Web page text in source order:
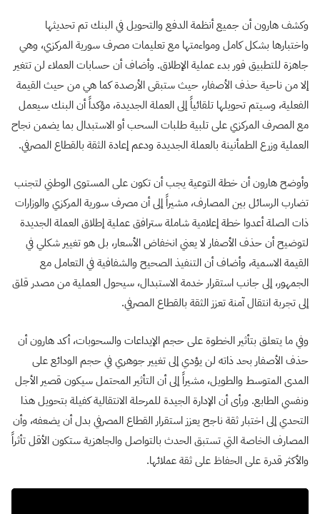
وكشف هارون أن جميع أنظمة الدفع والتحويل في البنك تم تحديثها
واختبارها بشكل كامل ومواءمتها مع تعليمات مصرف سورية المركزي، وهي
جاهزة للتطبيق فور بدء عملية الإطلاق. وأضاف أن حسابات العملاء لن تتغير
إلا من ناحية حذف الأصفار، حيث ستبقى الأرصدة كما هي من حيث القيمة
الفعلية، وسيتم تحويلها تلقائياً إلى العملة الجديدة، مؤكداً أن البنك سيعمل
مع المصرف المركزي على تلبية طلبات السحب أو الاستبدال بما يضمن نجاح
العملية وزرع الطمأنينة بالعملة الجديدة ودعم إعادة الثقة بالقطاع المصرفي.
وأوضح هارون أن خطة التوعية يجب أن تكون على المستوى الوطني لتجنب
تضارب الرسائل بين المصارف، مشيراً إلى أن مصرف سورية المركزي والوزارات
ذات الصلة أعدوا خطة إعلامية شاملة سترافق عملية إطلاق العملة الجديدة
لتوضيح أن حذف الأصفار لا يعني انخفاض الأسعار، بل هو تغيير شكلي في
القيمة الاسمية، وأضاف أن التنفيذ الصحيح والشفافية في التعامل مع
الجمهور، إلى جانب استقرار خدمة الاستبدال، سيحول العملية من مصدر قلق
إلى تجربة انتقال آمنة تعزز الثقة بالقطاع المصرفي.
وفي ما يتعلق بتأثير الخطوة على حجم الإيداعات والسحوبات، أكد هارون أن
حذف الأصفار بحد ذاته لن يؤدي إلى تغيير جوهري في حجم الودائع على
المدى المتوسط والطويل، مشيراً إلى أن التأثير المحتمل سيكون قصير الأجل
ونفسي الطابع. ورأى أن الإدارة الجيدة للمرحلة الانتقالية كفيلة بتحويل هذا
التحدي إلى اختبار ثقة ناجح يعزز استقرار القطاع المصرفي بدل أن يضعفه، وأن
المصارف الخاصة التي تستبق الحدث بالتواصل والجاهزية ستكون الأقل تأثراً
والأكثر قدرة على الحفاظ على ثقة عملائها.